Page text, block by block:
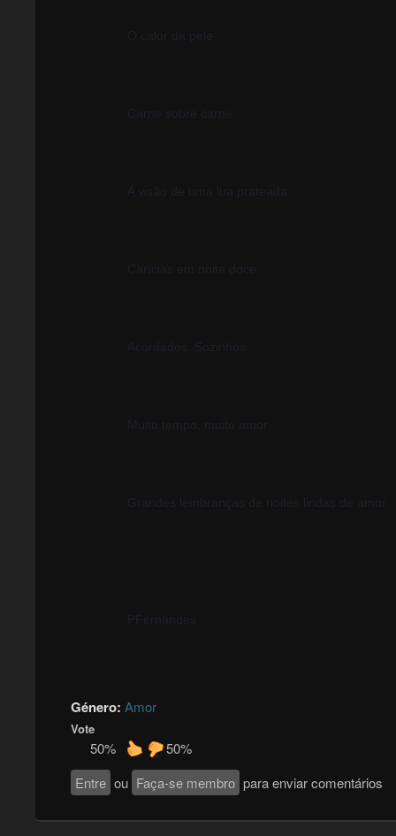
O calor da pele
Carne sobre carne
A visão de uma lua prateada
Carícias em noite doce
Acordados. Sozinhos
Muito tempo, muito amor
Grandes lembranças de noites lindas de amor
PFernandes
Género: Amor
Vote
50%
50%
Entre ou Faça-se membro para enviar comentários